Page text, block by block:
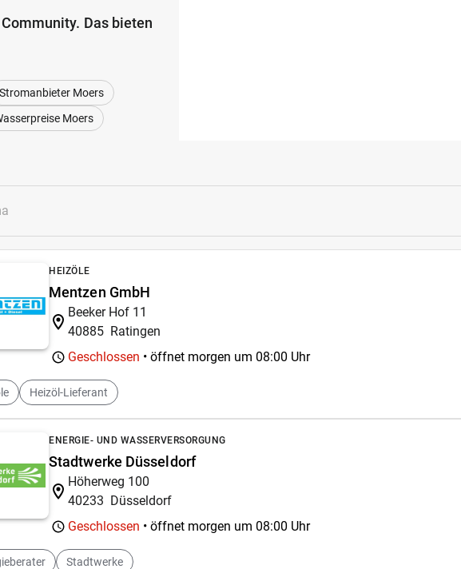
Das bieten
Stromanbieter Moers
Moers
HEIZÖLE
Mentzen GmbH
Beeker Hof 11
40885 Ratingen
Geschlossen • öffnet morgen um 08:00 Uhr
Heizöl-Lieferant
ENERGIE- UND WASSERVERSORGUNG
Stadtwerke Düsseldorf
Höherweg 100
40233 Düsseldorf
Geschlossen • öffnet morgen um 08:00 Uhr
Stadtwerke